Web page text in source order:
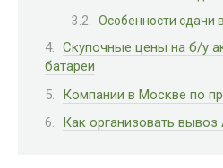
Особенности сдачи
Скупочные цены на б/у
батареи
Компании в Москве по
Как организовать